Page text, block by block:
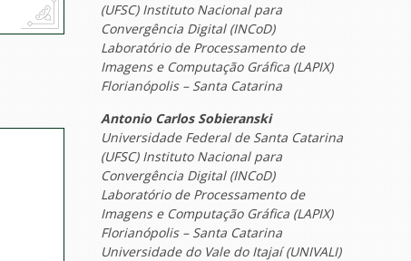
(UFSC) Instituto Nacional para
Convergência Digital (INCoD)
Laboratório de Processamento de
Imagens e Computação Gráfica (LAPIX)
Florianópolis – Santa Catarina
Antonio Carlos Sobieranski
Universidade Federal de Santa Catarina
(UFSC) Instituto Nacional para
Convergência Digital (INCoD)
Laboratório de Processamento de
Imagens e Computação Gráfica (LAPIX)
Florianópolis – Santa Catarina
Universidade do Vale do Itajaí (UNIVALI)